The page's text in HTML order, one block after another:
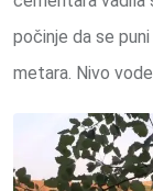
počinje da se
metara. Nivo